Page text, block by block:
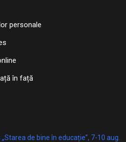
personale
în față
de bine în educație”, 7-10 aug.